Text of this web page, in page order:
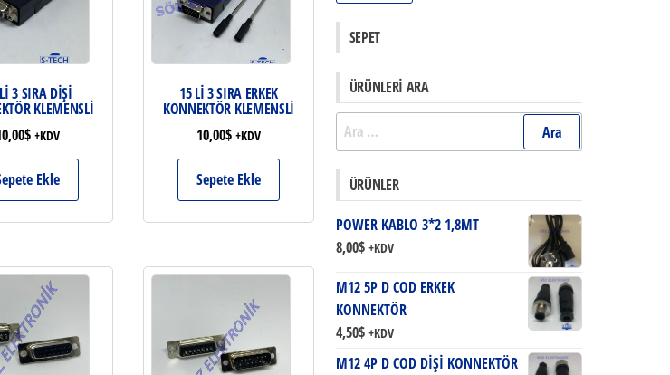
3 SIRA DİŞİ
KLEMENSLİ
$ +KDV
Ekle
15 Lİ 3 SIRA ERKEK
KONNEKTÖR KLEMENSLİ
10,00$ +KDV
Sepete Ekle
SEPET
ÜRÜNLERI ARA
Arama:
ÜRÜNLER
POWER KABLO 3*2 1,8MT
8,00$ +KDV
M12 5P D COD ERKEK
KONNEKTÖR
4,50$ +KDV
M12 4P D COD DİŞİ KONNEKTÖR